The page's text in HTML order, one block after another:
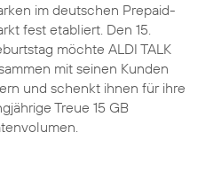
im deutschen Prepaid-
fest etabliert. Den 15.
möchte ALDI TALK
mit seinen Kunden
und schenkt ihnen für ihre
Treue 15 GB